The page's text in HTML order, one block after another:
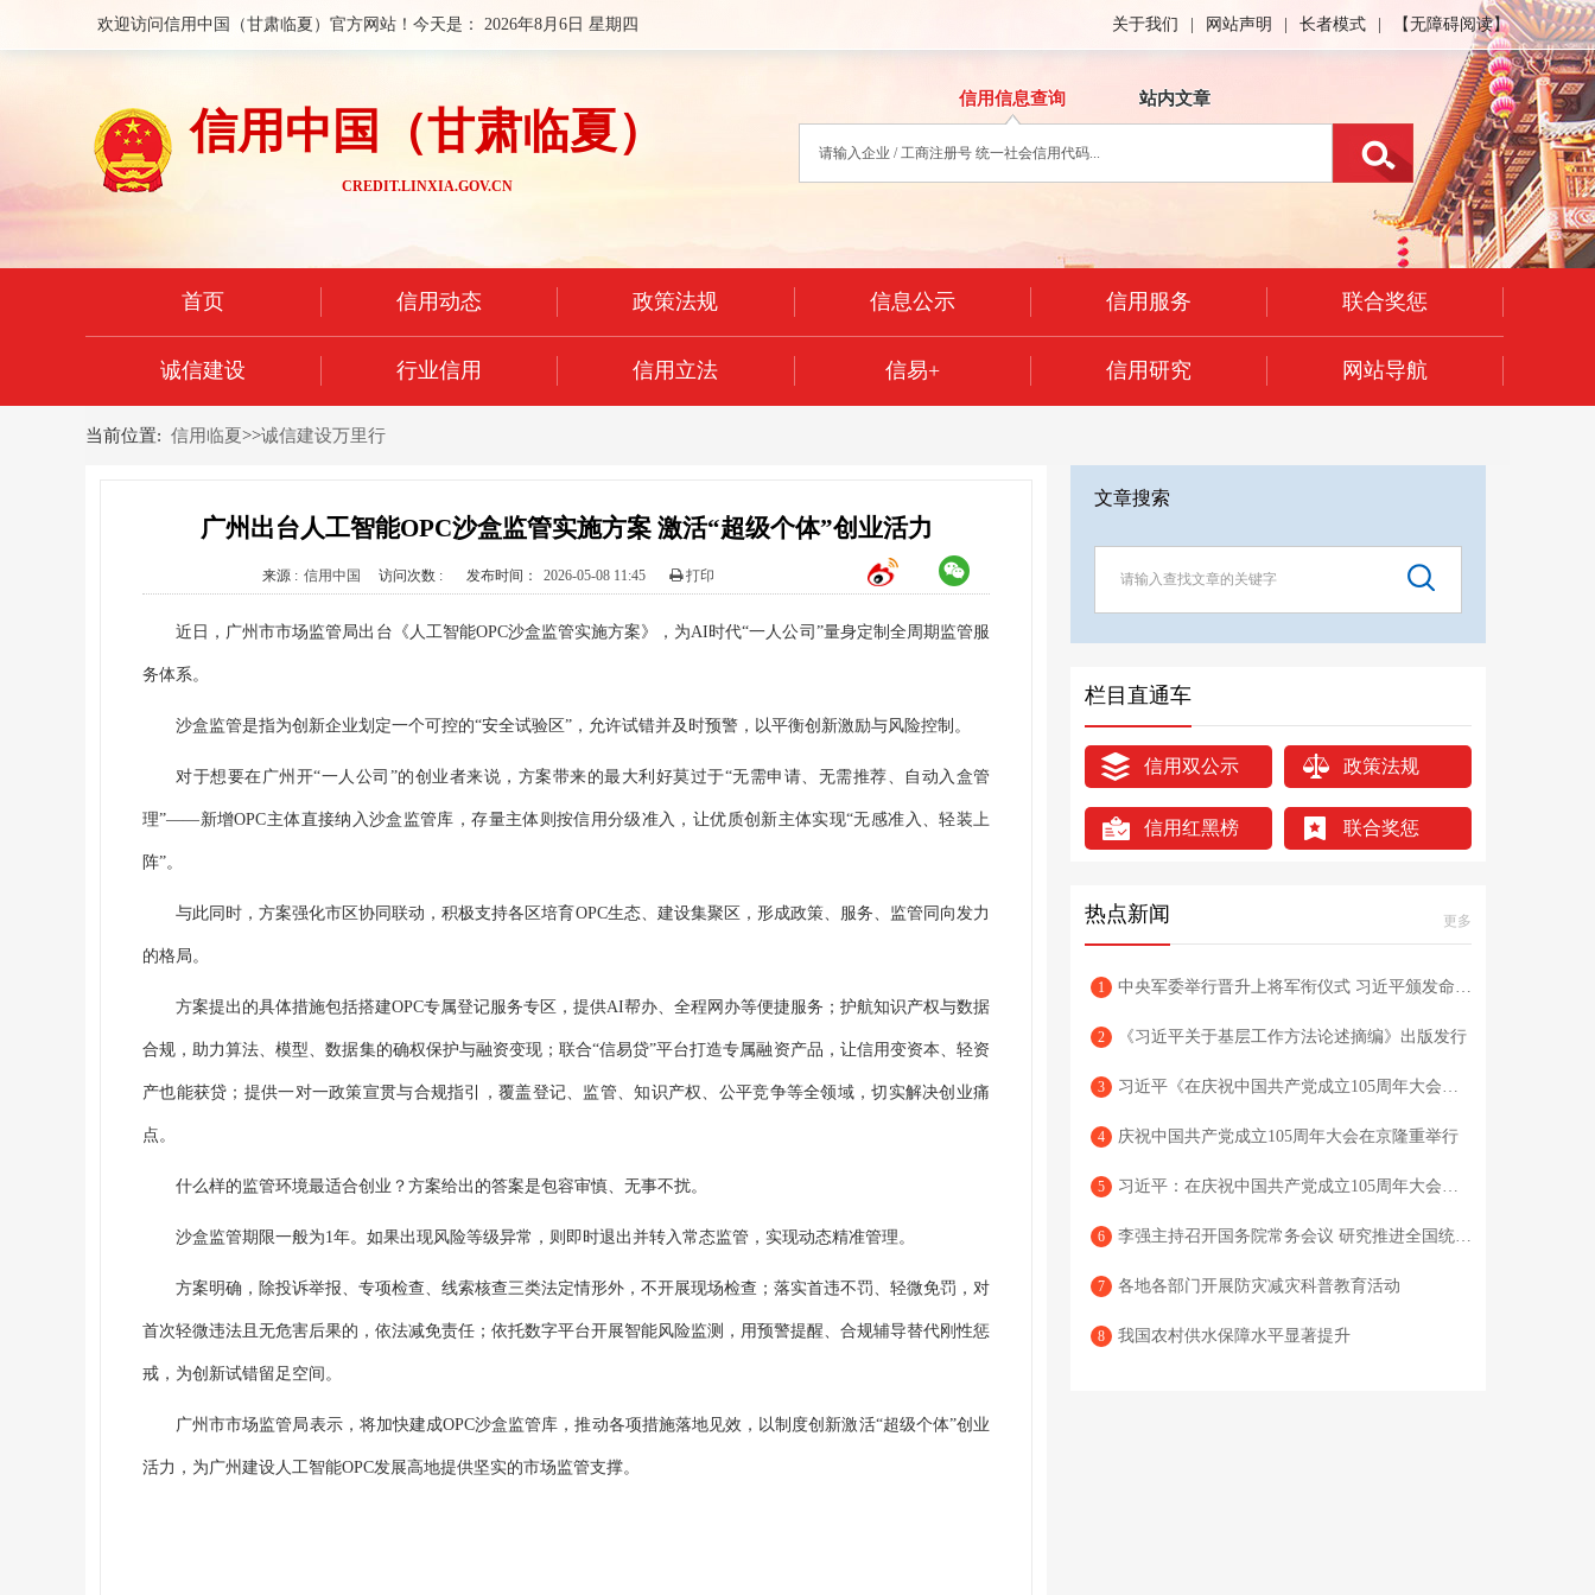
欢迎访问信用中国（甘肃临夏）官方网站！今天是： 2026年8月6日 星期四 关于我们 网站声明 长者模式 【无障碍阅读】
信用中国（甘肃临夏）
CREDIT.LINXIA.GOV.CN
信用信息查询 站内文章
首页 信用动态 政策法规 信息公示 信用服务 联合奖惩
诚信建设 行业信用 信用立法 信易+ 信用研究 网站导航
当前位置: 信用临夏>>诚信建设万里行
广州出台人工智能OPC沙盒监管实施方案 激活“超级个体”创业活力
来源 : 信用中国 访问次数 : 发布时间： 2026-05-08 11:45 打印
近日，广州市市场监管局出台《人工智能OPC沙盒监管实施方案》，为AI时代“一人公司”量身定制全周期监管服
务体系。
沙盒监管是指为创新企业划定一个可控的“安全试验区”，允许试错并及时预警，以平衡创新激励与风险控制。
对于想要在广州开“一人公司”的创业者来说，方案带来的最大利好莫过于“无需申请、无需推荐、自动入盒管
理”——新增OPC主体直接纳入沙盒监管库，存量主体则按信用分级准入，让优质创新主体实现“无感准入、轻装上
阵”。
与此同时，方案强化市区协同联动，积极支持各区培育OPC生态、建设集聚区，形成政策、服务、监管同向发力
的格局。
方案提出的具体措施包括搭建OPC专属登记服务专区，提供AI帮办、全程网办等便捷服务；护航知识产权与数据
合规，助力算法、模型、数据集的确权保护与融资变现；联合“信易贷”平台打造专属融资产品，让信用变资本、轻资
产也能获贷；提供一对一政策宣贯与合规指引，覆盖登记、监管、知识产权、公平竞争等全领域，切实解决创业痛
点。
什么样的监管环境最适合创业？方案给出的答案是包容审慎、无事不扰。
沙盒监管期限一般为1年。如果出现风险等级异常，则即时退出并转入常态监管，实现动态精准管理。
方案明确，除投诉举报、专项检查、线索核查三类法定情形外，不开展现场检查；落实首违不罚、轻微免罚，对
首次轻微违法且无危害后果的，依法减免责任；依托数字平台开展智能风险监测，用预警提醒、合规辅导替代刚性惩
戒，为创新试错留足空间。
广州市市场监管局表示，将加快建成OPC沙盒监管库，推动各项措施落地见效，以制度创新激活“超级个体”创业
活力，为广州建设人工智能OPC发展高地提供坚实的市场监管支撑。
文章搜索
栏目直通车
信用双公示 政策法规
信用红黑榜 联合奖惩
更多
热点新闻
1 中央军委举行晋升上将军衔仪式 习近平颁发命令状并向晋衔的军官表示祝贺
2 《习近平关于基层工作方法论述摘编》出版发行
3 习近平《在庆祝中国共产党成立105周年大会上的讲话》单行本出版
4 庆祝中国共产党成立105周年大会在京隆重举行
5 习近平：在庆祝中国共产党成立105周年大会上的讲话
6 李强主持召开国务院常务会议 研究推进全国统一大市场建设有关工作 审议通过《现代化应急体系建设“十五五”规划》 讨论《中华人民共和国中国人民银行法（修订草案）》
7 各地各部门开展防灾减灾科普教育活动
8 我国农村供水保障水平显著提升